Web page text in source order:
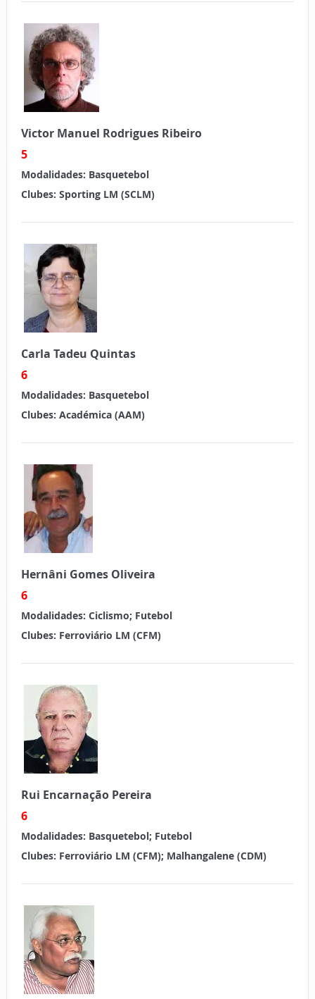
Victor Manuel Rodrigues Ribeiro
5
Modalidades: Basquetebol
Clubes: Sporting LM (SCLM)
Carla Tadeu Quintas
6
Modalidades: Basquetebol
Clubes: Académica (AAM)
Hernâni Gomes Oliveira
6
Modalidades: Ciclismo; Futebol
Clubes: Ferroviário LM (CFM)
Rui Encarnação Pereira
6
Modalidades: Basquetebol; Futebol
Clubes: Ferroviário LM (CFM); Malhangalene (CDM)